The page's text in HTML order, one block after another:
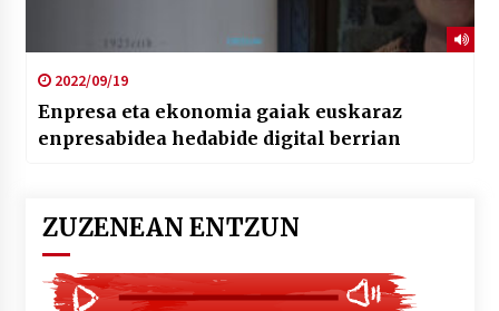
2022/09/19
Enpresa eta ekonomia gaiak euskaraz
enpresabidea hedabide digital berrian
ZUZENEAN ENTZUN